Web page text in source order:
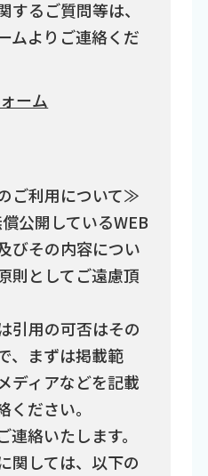
するご質問等は、
ムよりご連絡くだ
ーム
ご利用について≫
公開しているWEB
びその内容につい
則としてご遠慮頂
引用の可否はその
、まずは掲載範
ディアなどを記載
ください。
絡いたします。
関しては、以下の